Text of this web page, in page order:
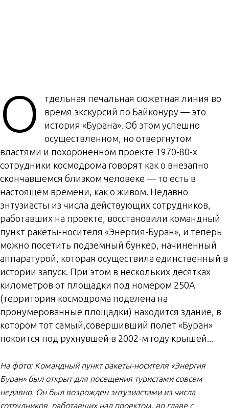
О
тдельная печальная сюжетная линия во
время экскурсий по Байконуру — это
история «Бурана». Об этом успешно
осуществленном, но отвергнутом
властями и похороненном проекте 1970-80-х
сотрудники космодрома говорят как о внезапно
скончавшемся близком человеке — то есть в
настоящем времени, как о живом. Недавно
энтузиасты из числа действующих сотрудников,
работавших на проекте, восстановили командный
пункт ракеты-носителя «Энергия-Буран», и теперь
можно посетить подземный бункер, начиненный
аппаратурой, которая осуществила единственный в
истории запуск. При этом в нескольких десятках
километров от площадки под номером 250А
(территория космодрома поделена на
пронумерованные площадки) находится здание, в
котором тот самый,совершивший полет «Буран»
покоится под рухнувшей в 2002-м году крышей...
На фото: Командный пункт ракеты-носителя «Энергия
Буран» был открыт для посещения туристами совсем
недавно. Он был возрожден энтузиастами из числа
сотрудников, работавших над проектом, во главе с